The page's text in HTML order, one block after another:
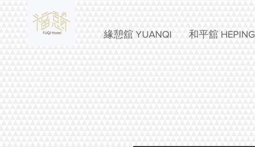
緣憩舘 YUANQI 和平舘 HEPING